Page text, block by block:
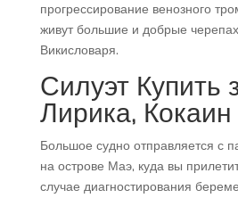
прогрессирование венозного
живут большие и добрые
Викисловаря.
Силуэт Купить
Лирика, Кокаин
Большое судно отправляется с
на острове Маэ, куда вы
случае диагностирования